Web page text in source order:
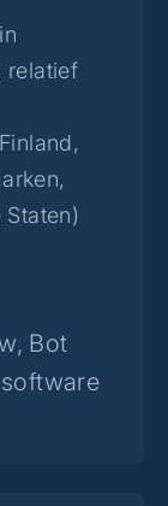
relatief
Bot